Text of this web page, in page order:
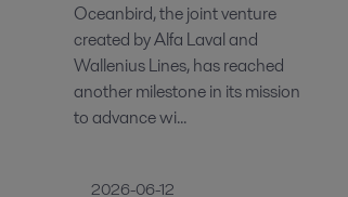
Oceanbird, the joint venture
created by Alfa Laval and
Wallenius Lines, has reached
another milestone in its mission
to advance wi...
2026-06-12